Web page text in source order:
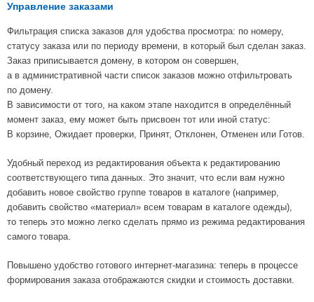
Управление заказами
Фильтрация списка заказов для удобства просмотра: по номеру,
статусу заказа или по периоду времени, в который был сделан заказ.
Заказ приписывается домену, в котором он совершен,
а в административной части список заказов можно отфильтровать
по домену.
В зависимости от того, на каком этапе находится в определённый
момент заказ, ему может быть присвоен тот или иной статус:
В корзине, Ожидает проверки, Принят, Отклонен, Отменен или Готов.
Удобный переход из редактирования объекта к редактированию
соответствующего типа данных. Это значит, что если вам нужно
добавить новое свойство группе товаров в каталоге (например,
добавить свойство «материал» всем товарам в каталоге одежды),
то теперь это можно легко сделать прямо из режима редактирования
самого товара.
Повышено удобство готового интернет-магазина: теперь в процессе
формирования заказа отображаются скидки и стоимость доставки.